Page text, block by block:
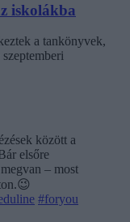
iskolákba
a tankönyvek,
között a
elsőre
– most
#foryou